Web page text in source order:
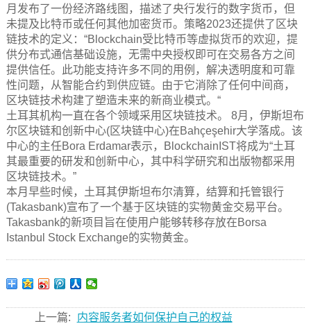
月发布了一份经济路线图，描述了央行发行的数字货币，但
未提及比特币或任何其他加密货币。策略2023还提供了区块
链技术的定义：“Blockchain受比特币等虚拟货币的欢迎，提
供分布式通信基础设施，无需中央授权即可在交易各方之间
提供信任。此功能支持许多不同的用例，解决透明度和可靠
性问题，从智能合约到供应链。由于它消除了任何中间商，
区块链技术构建了塑造未来的新商业模式。“
土耳其机构一直在各个领域采用区块链技术。 8月，伊斯坦布
尔区块链和创新中心(区块链中心)在Bahçeşehir大学落成。该
中心的主任Bora Erdamar表示，BlockchainIST将成为“土耳
其最重要的研发和创新中心，其中科学研究和出版物都采用
区块链技术。”
本月早些时候，土耳其伊斯坦布尔清算，结算和托管银行
(Takasbank)宣布了一个基于区块链的实物黄金交易平台。
Takasbank的新项目旨在使用户能够转移存放在Borsa
Istanbul Stock Exchange的实物黄金。
上一篇:
内容服务者如何保护自己的权益